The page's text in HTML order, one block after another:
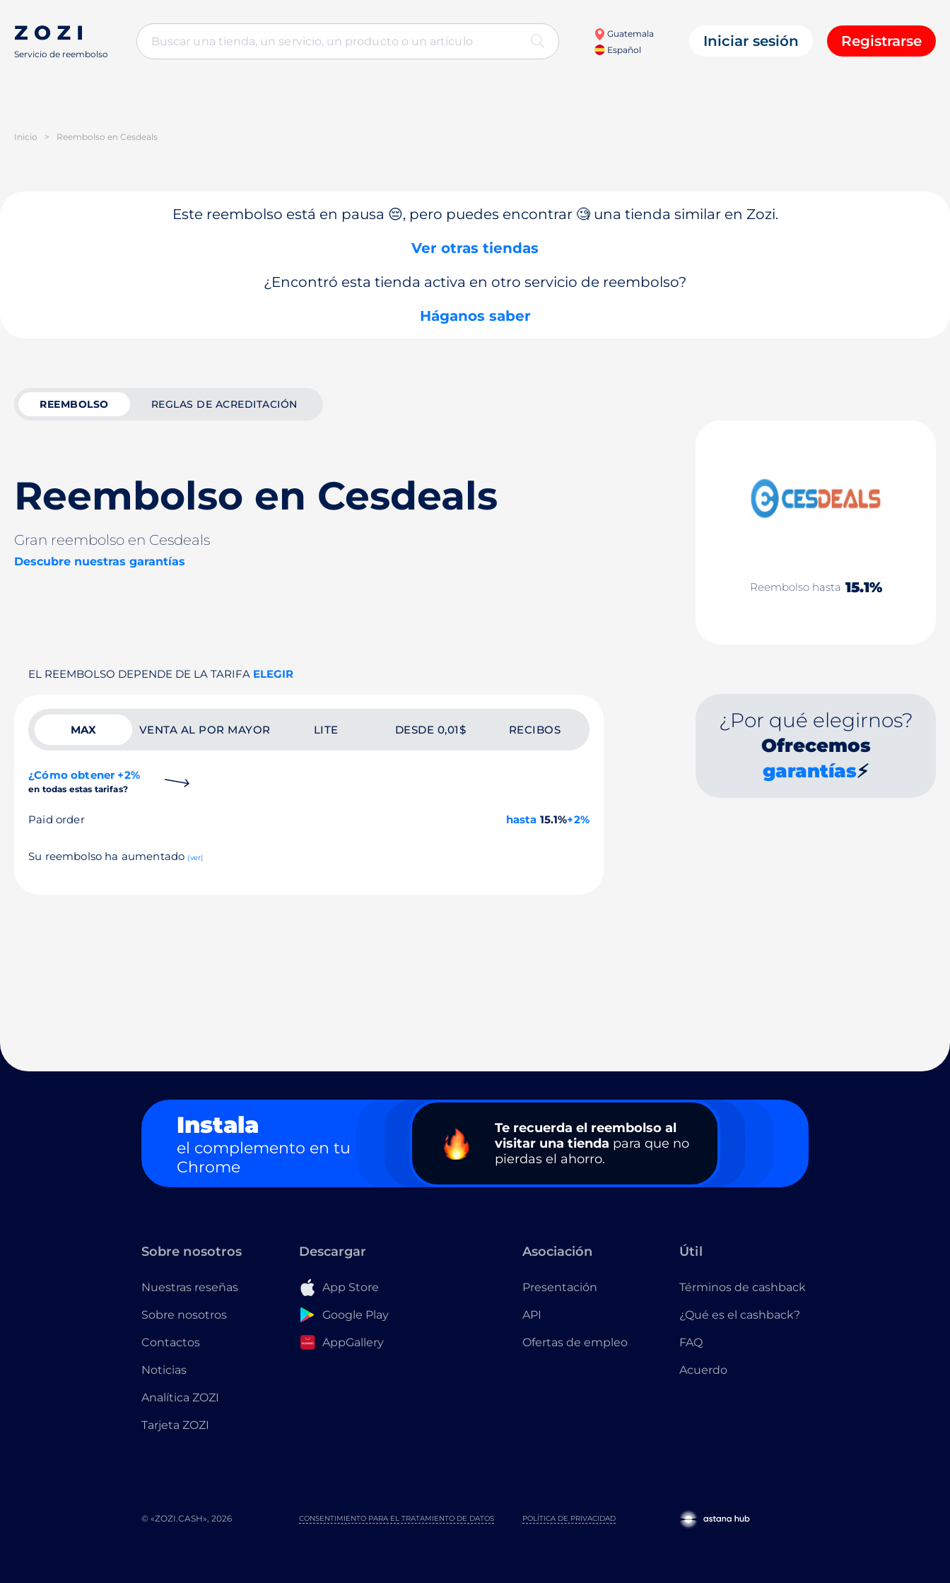
Servicio de reembolso
Guatemala
Español
Iniciar sesión Registrarse
Inicio > Reembolso en Cesdeals
Este reembolso está en pausa 😔, pero puedes encontrar 🧐 una tienda similar en Zozi.
Ver otras tiendas
¿Encontró esta tienda activa en otro servicio de reembolso?
Háganos saber
REEMBOLSO REGLAS DE ACREDITACIÓN
Reembolso en Cesdeals
Gran reembolso en Cesdeals
Descubre nuestras garantías
Reembolso hasta 15.1%
EL REEMBOLSO DEPENDE DE LA TARIFA ELEGIR
MAX VENTA AL POR MAYOR LITE DESDE 0,01$ RECIBOS
¿Cómo obtener +2%
en todas estas tarifas?
Paid order hasta 15.1%+2%
Su reembolso ha aumentado (ver)
¿Por qué elegirnos?
Ofrecemos
garantías⚡
Instala
el complemento en tu
Chrome
Te recuerda el reembolso al
visitar una tienda para que no
pierdas el ahorro.
Sobre nosotros
Nuestras reseñas
Sobre nosotros
Contactos
Noticias
Analítica ZOZI
Tarjeta ZOZI
Descargar
App Store
Google Play
AppGallery
Asociación
Presentación
API
Ofertas de empleo
Útil
Términos de cashback
¿Qué es el cashback?
FAQ
Acuerdo
© «ZOZI.CASH», 2026 POLÍTICA DE PRIVACIDAD
CONSENTIMIENTO PARA EL TRATAMIENTO DE DATOS